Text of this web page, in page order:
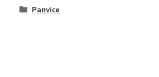
Panvice